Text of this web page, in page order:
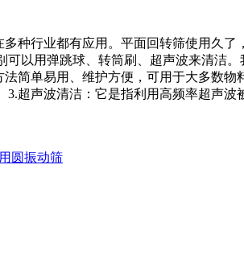
种行业都有应用。平面回转筛使用久
以用弹跳球、转筒刷、超声波来清洁
简单易用、维护方便，可用于大多数
超声波清洁：它是指利用高频率超声
圆振动筛